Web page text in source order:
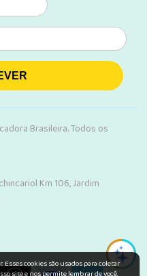
Brasileira. Todos os
Km 106, Jardim
cookies são usados para coletar